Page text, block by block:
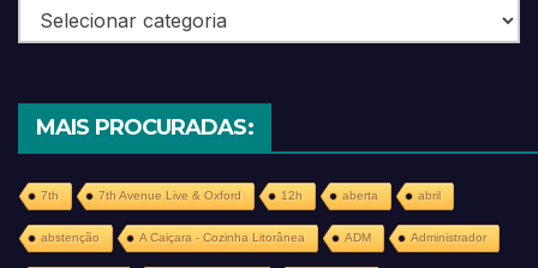
Categorias
MAIS PROCURADAS:
7th 7th Avenue Live & Oxford 12h aberta abril
abstenção A Caiçara - Cozinha Litorânea ADM Administrador